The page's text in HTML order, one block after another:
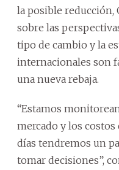
la posible
sobre las
tipo de cambio y la
internacionales son
una nueva rebaja.
“Estamos
mercado y los
días tendremos un
tomar decisiones”,